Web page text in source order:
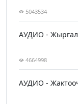
5043534
АУДИО -
4664998
АУДИО -